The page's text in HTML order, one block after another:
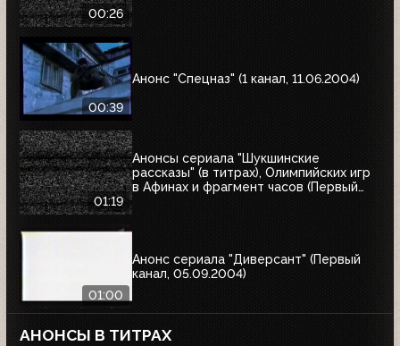
00:26
00:39
Анонс "Спецназ" (1 канал, 11.06.2004)
01:19
Анонсы сериала "Шукшинские
рассказы" (в титрах), Олимпийских игр
в Афинах и фрагмент часов (Первый
01:00
Анонс сериала "Диверсант" (Первый
канал, 05.09.2004)
АНОНСЫ В ТИТРАХ